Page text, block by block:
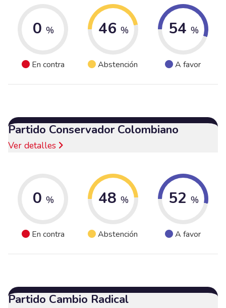
0 %
En contra
46 %
Abstención
54 %
A favor
Partido Conservador Colombiano
Ver detalles
0 %
En contra
48 %
Abstención
52 %
A favor
Partido Cambio Radical